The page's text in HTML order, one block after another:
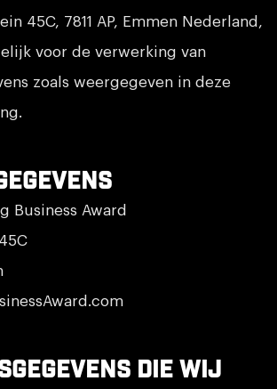
45C, 7811 AP, Emmen Nederland,
voor de verwerking van
zoals weergegeven in deze
Business Award
die wij